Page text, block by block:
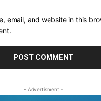
email, and website in this
- Advertisment -